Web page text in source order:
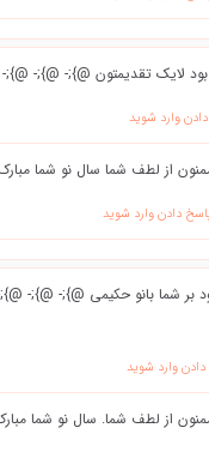
بود لایک تقدیمتون @};- @};- @};-
وارد شوید
از لطف شما سال نو شما
دادن وارد شوید
وارد شوید
از لطف شما. سال نو شما